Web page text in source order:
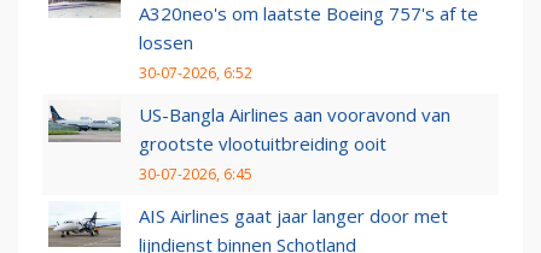
A320neo's om laatste Boeing 757's af te
lossen
30-07-2026, 6:52
US-Bangla Airlines aan vooravond van
grootste vlootuitbreiding ooit
30-07-2026, 6:45
AIS Airlines gaat jaar langer door met
lijndienst binnen Schotland